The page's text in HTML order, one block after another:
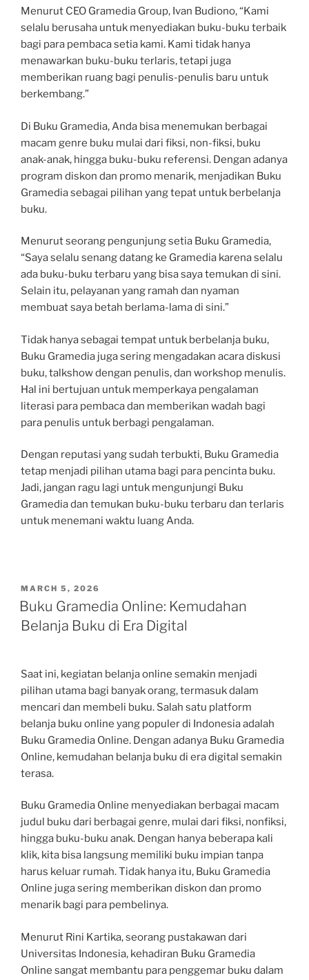
Menurut CEO Gramedia Group, Ivan Budiono, “Kami
selalu berusaha untuk menyediakan buku-buku terbaik
bagi para pembaca setia kami. Kami tidak hanya
menawarkan buku-buku terlaris, tetapi juga
memberikan ruang bagi penulis-penulis baru untuk
berkembang.”
Di Buku Gramedia, Anda bisa menemukan berbagai
macam genre buku mulai dari fiksi, non-fiksi, buku
anak-anak, hingga buku-buku referensi. Dengan adanya
program diskon dan promo menarik, menjadikan Buku
Gramedia sebagai pilihan yang tepat untuk berbelanja
buku.
Menurut seorang pengunjung setia Buku Gramedia,
“Saya selalu senang datang ke Gramedia karena selalu
ada buku-buku terbaru yang bisa saya temukan di sini.
Selain itu, pelayanan yang ramah dan nyaman
membuat saya betah berlama-lama di sini.”
Tidak hanya sebagai tempat untuk berbelanja buku,
Buku Gramedia juga sering mengadakan acara diskusi
buku, talkshow dengan penulis, dan workshop menulis.
Hal ini bertujuan untuk memperkaya pengalaman
literasi para pembaca dan memberikan wadah bagi
para penulis untuk berbagi pengalaman.
Dengan reputasi yang sudah terbukti, Buku Gramedia
tetap menjadi pilihan utama bagi para pencinta buku.
Jadi, jangan ragu lagi untuk mengunjungi Buku
Gramedia dan temukan buku-buku terbaru dan terlaris
untuk menemani waktu luang Anda.
POSTED
ON
MARCH 5, 2026
Buku Gramedia Online: Kemudahan
Belanja Buku di Era Digital
Saat ini, kegiatan belanja online semakin menjadi
pilihan utama bagi banyak orang, termasuk dalam
mencari dan membeli buku. Salah satu platform
belanja buku online yang populer di Indonesia adalah
Buku Gramedia Online. Dengan adanya Buku Gramedia
Online, kemudahan belanja buku di era digital semakin
terasa.
Buku Gramedia Online menyediakan berbagai macam
judul buku dari berbagai genre, mulai dari fiksi, nonfiksi,
hingga buku-buku anak. Dengan hanya beberapa kali
klik, kita bisa langsung memiliki buku impian tanpa
harus keluar rumah. Tidak hanya itu, Buku Gramedia
Online juga sering memberikan diskon dan promo
menarik bagi para pembelinya.
Menurut Rini Kartika, seorang pustakawan dari
Universitas Indonesia, kehadiran Buku Gramedia
Online sangat membantu para penggemar buku dalam